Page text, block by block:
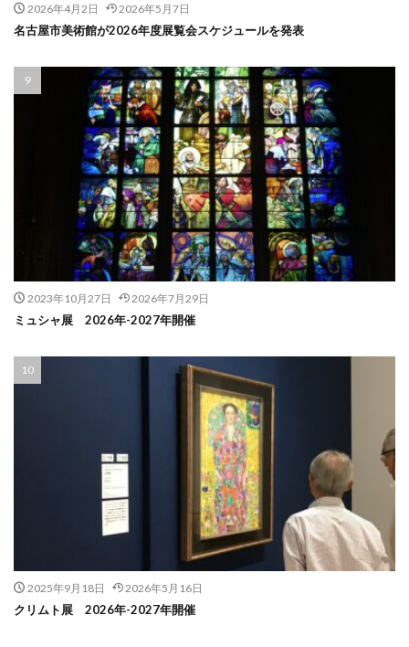
2026年4月2日 2026年5月7日
名古屋市美術館が2026年度展覧会スケジュールを発表
2023年10月27日 2026年7月29日
ミュシャ展 2026年-2027年開催
2025年9月18日 2026年5月16日
クリムト展 2026年-2027年開催